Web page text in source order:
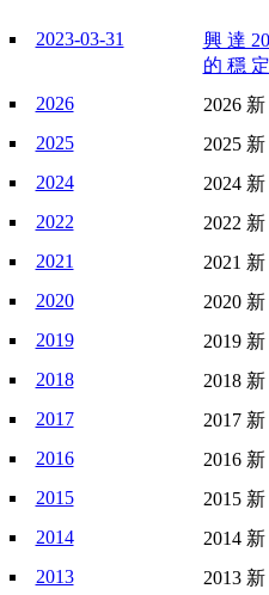
2023-03-31
興 達
的 穩
2026
2026
2025
2025
2024
2024
2022
2022
2021
2021
2020
2020
2019
2019
2018
2018
2017
2017
2016
2016
2015
2015
2014
2014
2013
2013